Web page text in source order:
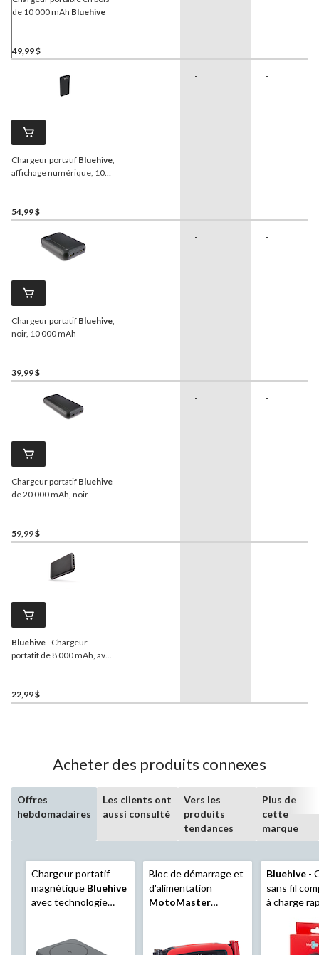
de 10 000 mAh Bluehive
49,99 $
Chargeur portatif Bluehive
affichage numérique, 10
54,99 $
- -
Chargeur portatif Bluehive
noir, 10 000 mAh
39,99 $
- -
Chargeur portatif Bluehive
de 20 000 mAh, noir
59,99 $
- -
Bluehive- Chargeur
portatif de 8 000 mAh, avec
22,99 $
- -
Acheter des produits connexes
Offres
hebdomadaires
Les clients ont
aussi consulté
Vers les
produits
tendances
Plus de
cette
marque
Chargeur portatif
magnétique Bluehive
avec technologie
mAh, noir
Bloc de démarrage et
d'alimentation
MotoMaster
Bluehive -
sans fil
à charge